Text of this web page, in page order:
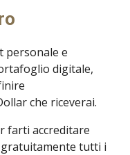
personale e
digitale,
che riceverai.
farti accreditare
gratuitamente tutti i